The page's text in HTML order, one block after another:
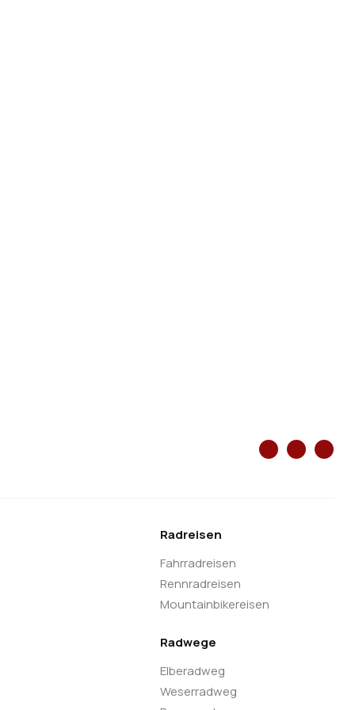
Radreisen
Fahrradreisen
Rennradreisen
Mountainbikereisen
Radwege
Elberadweg
Weserradweg